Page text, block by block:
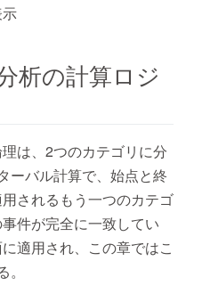
析の計算ロジ
は、2つのカテゴリに分
ーバル計算で、始点と終
されるもう一つのカテゴ
件が完全に一致してい
適用され、この章ではこ